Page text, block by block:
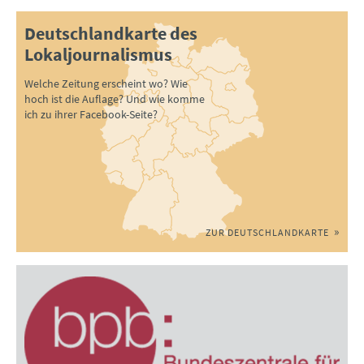
Deutschlandkarte des
Lokaljournalismus
Welche Zeitung erscheint wo? Wie
hoch ist die Auflage? Und wie komme
ich zu ihrer Facebook-Seite?
ZUR DEUTSCHLANDKARTE